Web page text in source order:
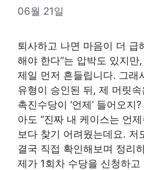
06월 21일
퇴사하고 나면 마음이 더 급
해야 한다”는 압박도 있지
제일 먼저 흔들립니다. 그래
유형이 승인된 뒤, 제 머릿
촉진수당이 ‘언제’ 들어오
아도 “진짜 내 케이스는 언
보다 찾기 어려웠는데요. 저
결국 직접 확인해보며 정리
제가 1회차 수당을 신청하고